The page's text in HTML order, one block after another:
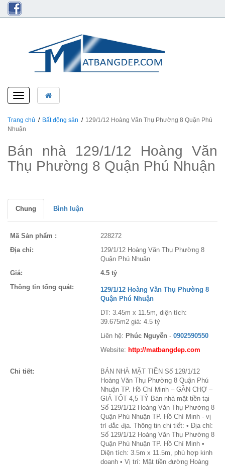
Toggle
navigation
Trang chủ Bất động sản
129/1/12 Hoàng Văn Thụ Phường 8 Quận Phú
Nhuận
Bán nhà 129/1/12 Hoàng Văn
Thụ Phường 8 Quận Phú Nhuận
Chung Bình luận
Mã Sản phẩm :
228272
Địa chỉ:
129/1/12 Hoàng Văn Thụ Phường 8
Quận Phú Nhuận
Giá:
4.5 tỷ
Thông tin tổng quát:
129/1/12 Hoàng Văn Thụ Phường 8
Quận Phú Nhuận
DT: 3.45m x 11.5m, diện tích:
39.675m2 giá: 4.5 tỷ
Liên hệ: Phúc Nguyễn - 0902590550
Website: http://matbangdep.com
Chi tiết:
BÁN NHÀ MẶT TIỀN Số 129/1/12
Hoàng Văn Thụ Phường 8 Quận Phú
Nhuận TP. Hồ Chí Minh – GẦN CHỢ –
GIÁ TỐT 4,5 TỶ Bán nhà mặt tiền tại
Số 129/1/12 Hoàng Văn Thụ Phường 8
Quận Phú Nhuận TP. Hồ Chí Minh - vị
trí đắc địa. Thông tin chi tiết: • Địa chỉ:
Số 129/1/12 Hoàng Văn Thụ Phường 8
Quận Phú Nhuận TP. Hồ Chí Minh •
Diện tích: 3.5m x 11.5m, phù hợp kinh
doanh • Vị trí: Mặt tiền đường Hoàng